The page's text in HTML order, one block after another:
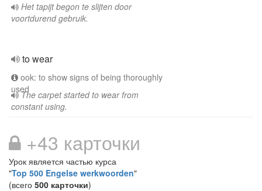
Het tapijt begon te slijten door
voortdurend gebruik.
to wear
ook: to show signs of being thoroughly
usedThe carpet started to wear from
constant using.
+43 карточки
Урок является частью курса
"Top 500 Engelse werkwoorden"
(всего 500 карточки)